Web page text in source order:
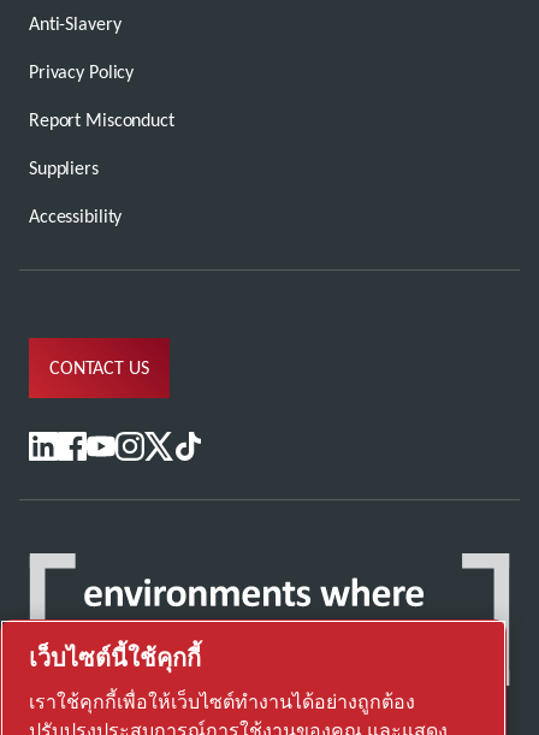
Anti-Slavery
Privacy Policy
Report Misconduct
Suppliers
Accessibility
CONTACT US
เว็บไซต์นี้ใช้คุกกี้
เราใช้คุกกี้เพื่อให้เว็บไซต์ทำงานได้อย่างถูกต้อง